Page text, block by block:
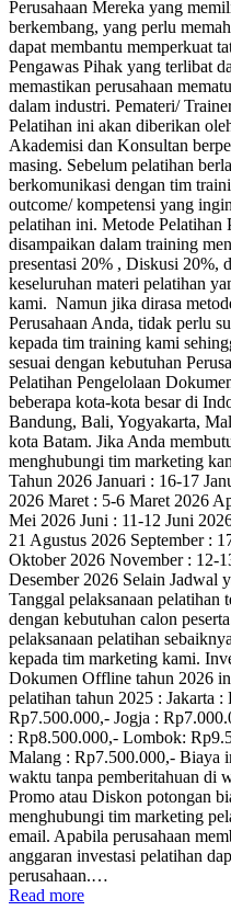
Perusahaan Mereka yang
berkembang, yang perlu
dapat membantu memperkuat
Pengawas Pihak yang terlibat
memastikan perusahaan
dalam industri. Pemateri/
Pelatihan ini akan diberikan
Akademisi dan Konsultan
masing. Sebelum pelatihan
berkomunikasi dengan tim
outcome/ kompetensi yang
pelatihan ini. Metode Pelatihan
disampaikan dalam training
presentasi 20% , Diskusi 20%,
keseluruhan materi pelatihan
kami. Namun jika dirasa
Perusahaan Anda, tidak perlu
kepada tim training kami
sesuai dengan kebutuhan
Pelatihan Pengelolaan
beberapa kota-kota besar di
Bandung, Bali, Yogyakarta,
kota Batam. Jika Anda
menghubungi tim marketing
Tahun 2026 Januari : 16-17
2026 Maret : 5-6 Maret 2026
Mei 2026 Juni : 11-12 Juni
21 Agustus 2026 September :
Oktober 2026 November : 12-
Desember 2026 Selain Jadwal
Tanggal pelaksanaan pelatihan
dengan kebutuhan calon
pelaksanaan pelatihan
kepada tim marketing kami.
Dokumen Offline tahun 2026
pelatihan tahun 2025 : Jakarta
Rp7.500.000,- Jogja :
: Rp8.500.000,- Lombok:
Malang : Rp7.500.000,- Biaya
waktu tanpa pemberitahuan di
Promo atau Diskon potongan
menghubungi tim marketing
email. Apabila perusahaan
anggaran investasi pelatihan
perusahaan.…
Read more